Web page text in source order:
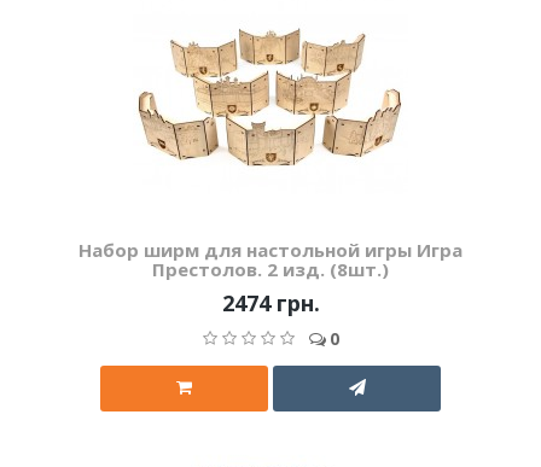
Набор ширм для настольной игры Игра
Престолов. 2 изд. (8шт.)
2474 грн.
0